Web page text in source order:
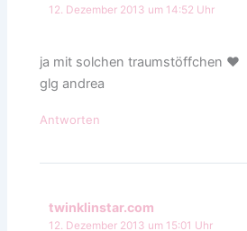
12. Dezember 2013 um 14:52 Uhr
ja mit solchen traumstöffchen ♥
glg andrea
Antworten
twinklinstar.com
12. Dezember 2013 um 15:01 Uhr